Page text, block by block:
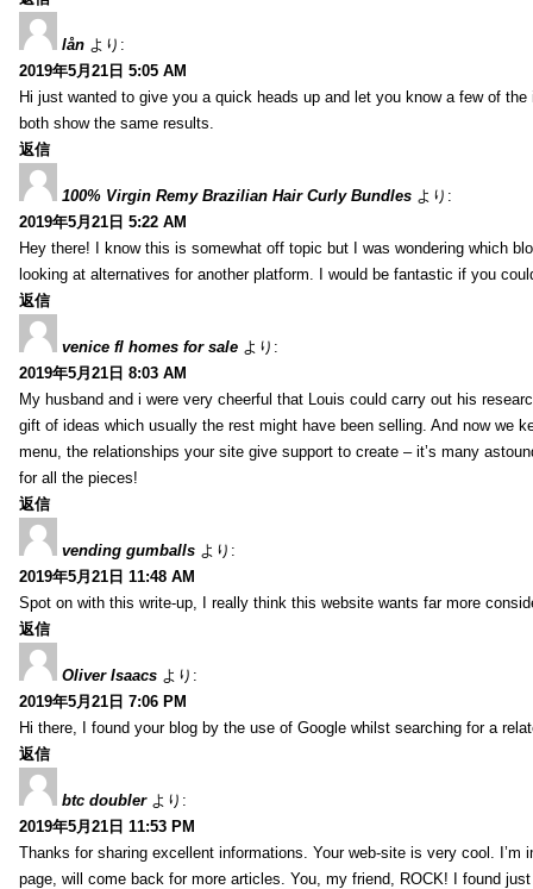
lån より:
2019年5月21日 5:05 AM
Hi just wanted to give you a quick heads up and let you know a few of
both show the same results.
返信
100% Virgin Remy Brazilian Hair Curly Bundles より:
2019年5月21日 5:22 AM
Hey there! I know this is somewhat off topic but I was wondering which
looking at alternatives for another platform. I would be fantastic if you
返信
venice fl homes for sale より:
2019年5月21日 8:03 AM
My husband and i were very cheerful that Louis could carry out his
gift of ideas which usually the rest might have been selling. And now we
menu, the relationships your site give support to create – it’s many
for all the pieces!
返信
vending gumballs より:
2019年5月21日 11:48 AM
Spot on with this write-up, I really think this website wants far more
返信
Oliver Isaacs より:
2019年5月21日 7:06 PM
Hi there, I found your blog by the use of Google whilst searching for a
返信
btc doubler より:
2019年5月21日 11:53 PM
Thanks for sharing excellent informations. Your web-site is very cool.
page, will come back for more articles. You, my friend, ROCK! I found